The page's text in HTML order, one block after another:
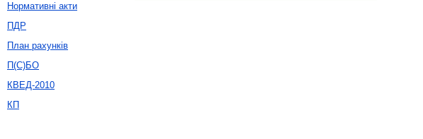
Нормативні акти
ПДР
План рахунків
П(С)БО
КВЕД-2010
КП